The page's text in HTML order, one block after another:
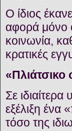
Ο ίδιος
αφορά μόνο
κοινωνία,
κρατικές
«Πλιάτσικο
Σε
εξέλιξη ένα
τόσο της